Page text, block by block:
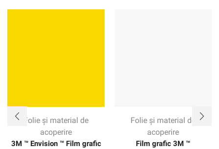
Folie și material de
acoperire
3M ™ Envision ™ Film grafic
Folie și material de
acoperire
Film grafic 3M ™